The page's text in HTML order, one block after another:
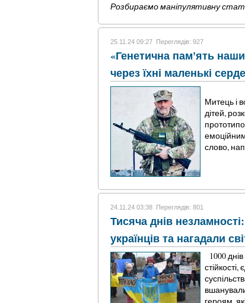
Розбираємо маніпулятивну
25.11.24 09:27 Переглядів: 927
«Генетична памʼять
через їхні маленькі
Митець і
дітей,
слово,
24.11.24 03:38 Переглядів: 801
Тисяча днів
українців та нагадали
1000